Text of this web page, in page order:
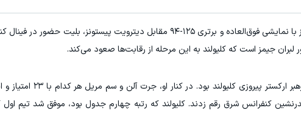
به گزارش ورزش سه، کلیولند کاوالیرز با نمایشی فوق‌العاده و برتری ۱۲۵-۹۴ مقابل دیترویت
کنفرانس شرق رقم زدند. کلیولند که رتبه چهارم جدول بود، موفق شد تیم